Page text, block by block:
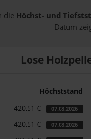
die Höchst- und
Datum
Lose
Höchststand
420,51 € 07.08.2026
420,51 € 07.08.2026